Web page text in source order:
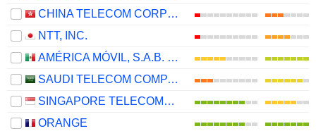
CHINA TELECOM CORPORATION LIMITED
NTT, INC.
AMÉRICA MÓVIL, S.A.B. DE C.V.
SAUDI TELECOM COMPANY
SINGAPORE TELECOMMUNICATIONS LIMITED
ORANGE